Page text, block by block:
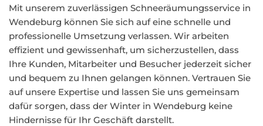
Mit unserem zuverlässigen Schneeräumungsservice in
Wendeburg können Sie sich auf eine schnelle und
professionelle Umsetzung verlassen. Wir arbeiten
effizient und gewissenhaft, um sicherzustellen, dass
Ihre Kunden, Mitarbeiter und Besucher jederzeit sicher
und bequem zu Ihnen gelangen können. Vertrauen Sie
auf unsere Expertise und lassen Sie uns gemeinsam
dafür sorgen, dass der Winter in Wendeburg keine
Hindernisse für Ihr Geschäft darstellt.